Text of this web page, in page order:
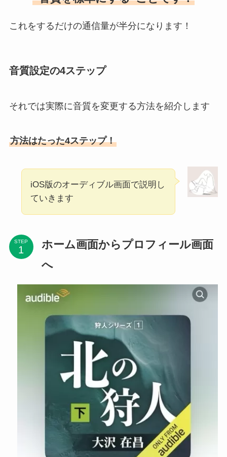
これをするだけの通信量が半分になります！
音質設定の4ステップ
それでは実際に音質を変更する方法を紹介します
方法はたった4ステップ！
iOS版のオーディブル画面で説明し
ていきます
STEP
ホーム画面からプロフィール画面
へ